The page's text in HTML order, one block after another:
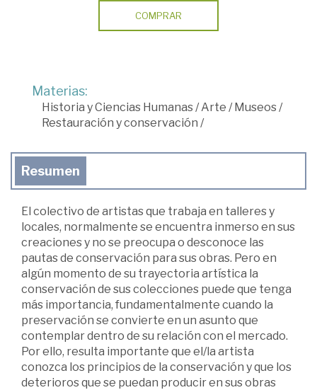
COMPRAR
Materias:
Historia y Ciencias Humanas /Arte /Museos /
Restauración y conservación /
Resumen
El colectivo de artistas que trabaja en talleres y
locales, normalmente se encuentra inmerso en sus
creaciones y no se preocupa o desconoce las
pautas de conservación para sus obras. Pero en
algún momento de su trayectoria artística la
conservación de sus colecciones puede que tenga
más importancia, fundamentalmente cuando la
preservación se convierte en un asunto que
contemplar dentro de su relación con el mercado.
Por ello, resulta importante que el/la artista
conozca los principios de la conservación y que los
deterioros que se puedan producir en sus obras